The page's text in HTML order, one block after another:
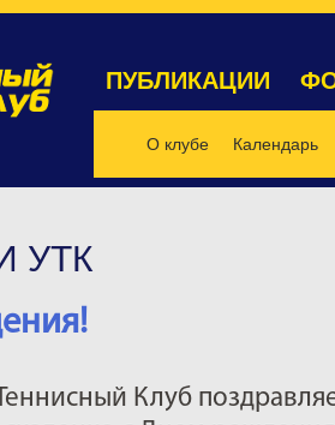
ПУБЛИКАЦИИ
О клубе Календарь
УТК
Клуб